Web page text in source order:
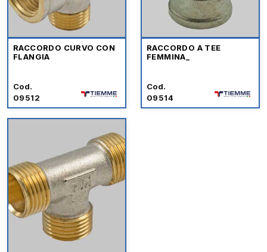
RACCORDO CURVO CON
FLANGIA
Cod.
09512
RACCORDO A TEE
FEMMINA_
Cod.
09514